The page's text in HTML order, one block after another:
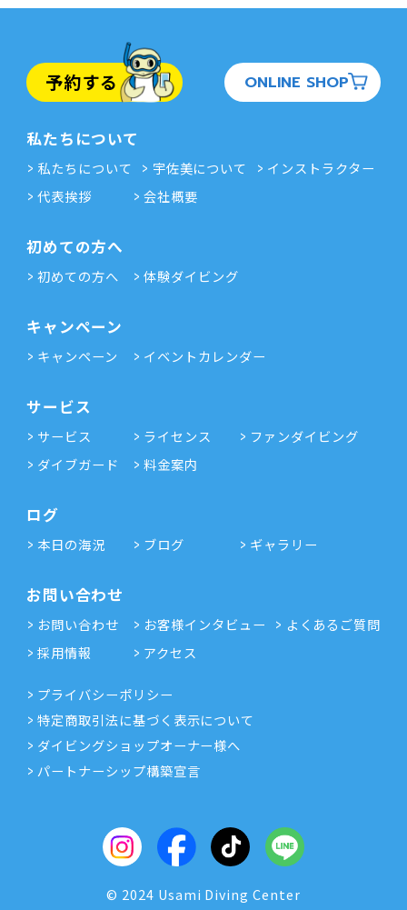
予約する ONLINE SHOP
私たちについて
私たちについて 宇佐美について
インストラクター
代表挨拶
会社概要
初めての方へ
初めての方へ 体験ダイビング
キャンペーン
キャンペーン イベントカレンダー
サービス
サービス ライセンス
ファンダイビング
ダイブガード
料金案内
ログ
本日の海況 ブログ ギャラリー
お問い合わせ
お問い合わせ お客様インタビュー
よくあるご質問
採用情報
アクセス
プライバシーポリシー
特定商取引法に基づく表示について
ダイビングショップオーナー様へ
パートナーシップ構築宣言
© 2024 Usami Diving Center